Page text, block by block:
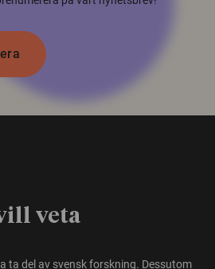
veta
ta del av svensk forskning. Dessutom